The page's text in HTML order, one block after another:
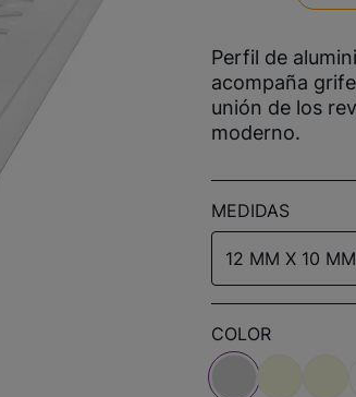
Perfil de
acompaña
unión de los
moderno.
MEDIDAS
12 MM X 10
COLOR